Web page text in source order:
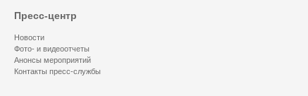
Пресс-центр
Новости
Фото- и видеоотчеты
Анонсы мероприятий
Контакты пресс-службы